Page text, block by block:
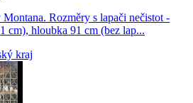
Rozměry s lapači nečistot -
cm), hloubka 91 cm (bez lap...
kraj